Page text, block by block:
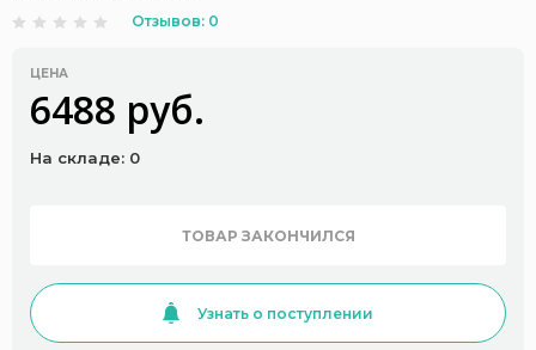
Отзывов: 0
ЦЕНА
6488 руб.
На складе: 0
ТОВАР ЗАКОНЧИЛСЯ
Узнать о поступлении